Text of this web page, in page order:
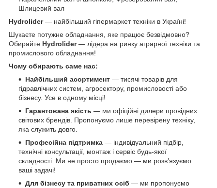
Шлицевий вал
Hydrolider— найбільший гіпермаркет техніки в Україні!
Шукаєте потужне обладнання, яке працює безвідмовно?
Обирайте Hydrolider— лідера на ринку аграрної техніки та
промислового обладнання!
Чому обирають саме нас:
Найбільший асортимент — тисячі товарів для
гідравлічних систем, агросектору, промисловості або
бізнесу. Усе в одному місці!
Гарантована якість — ми офіційні дилери провідних
світових брендів. Пропонуємо лише перевірену техніку,
яка служить довго.
Професійна підтримка — індивідуальний підбір,
технічні консультації, монтаж і сервіс будь-якої
складності. Ми не просто продаємо — ми розв’язуємо
ваші задачі!
Для бізнесу та приватних осіб — ми пропонуємо